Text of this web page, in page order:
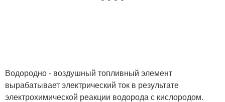
Водородно - воздушный топливный элемент
вырабатывает электрический ток в результате
электрохимической реакции водорода с кислородом.